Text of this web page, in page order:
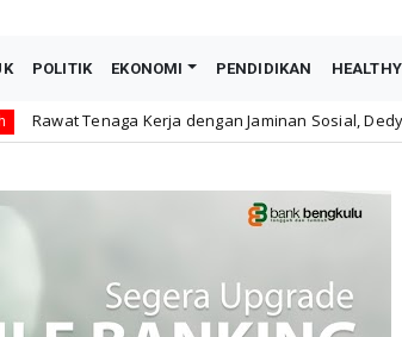
POLITIK EKONOMI PENDIDIKAN HEALTHY
dengan Jaminan Sosial, Dedy: Mereka Adalah